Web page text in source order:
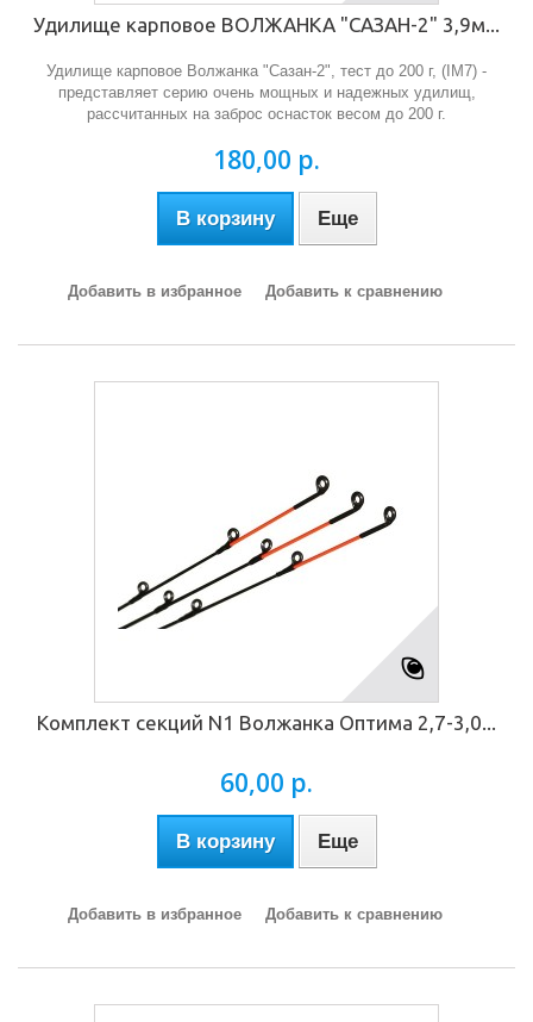
Удилище карповое ВОЛЖАНКА "САЗАН-2" 3,9м...
Удилище карповое Волжанка "Сазан-2", тест до 200 г, (IM7) -
представляет серию очень мощных и надежных удилищ,
рассчитанных на заброс оснасток весом до 200 г.
180,00 р.
В корзину Еще
Добавить в избранное Добавить к сравнению
Комплект секций N1 Волжанка Оптима 2,7-3,0...
60,00 р.
В корзину Еще
Добавить в избранное Добавить к сравнению